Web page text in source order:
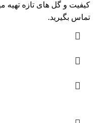
کیفیت و گل های تازه
تماس بگیرید.